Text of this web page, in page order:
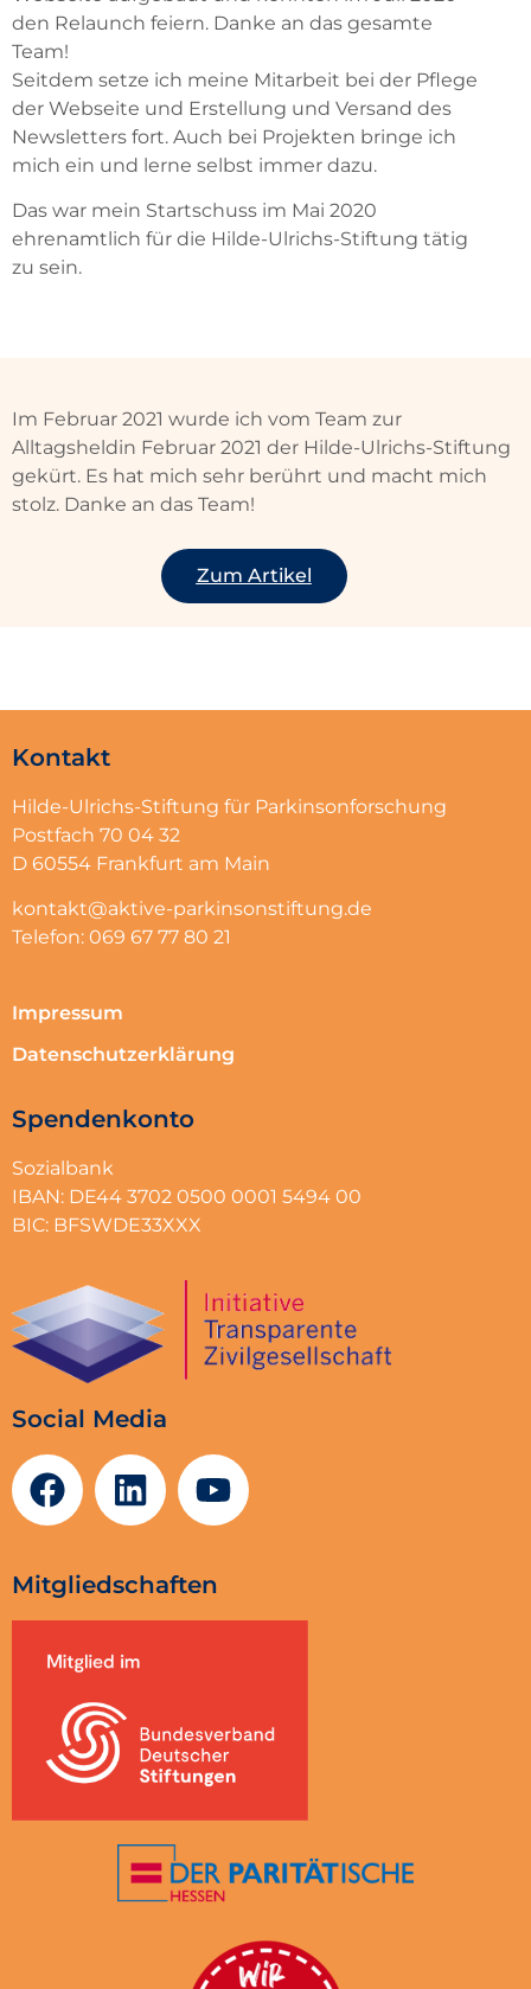
den Relaunch feiern. Danke an das gesamte
Team!
Seitdem setze ich meine Mitarbeit bei der Pflege
der Webseite und Erstellung und Versand des
Newsletters fort. Auch bei Projekten bringe ich
mich ein und lerne selbst immer dazu.
Das war mein Startschuss im Mai 2020
ehrenamtlich für die Hilde-Ulrichs-Stiftung tätig
zu sein.
Im Februar 2021 wurde ich vom Team zur
Alltagsheldin Februar 2021 der Hilde-Ulrichs-Stiftung
gekürt. Es hat mich sehr berührt und macht mich
stolz. Danke an das Team!
Zum Artikel
Kontakt
Hilde-Ulrichs-Stiftung für Parkinsonforschung
Postfach 70 04 32
D 60554 Frankfurt am Main
kontakt@aktive-parkinsonstiftung.de
Telefon: 069 67 77 80 21
Impressum
Datenschutzerklärung
Spendenkonto
Sozialbank
IBAN: DE44 3702 0500 0001 5494 00
BIC: BFSWDE33XXX
Social Media
Mitgliedschaften